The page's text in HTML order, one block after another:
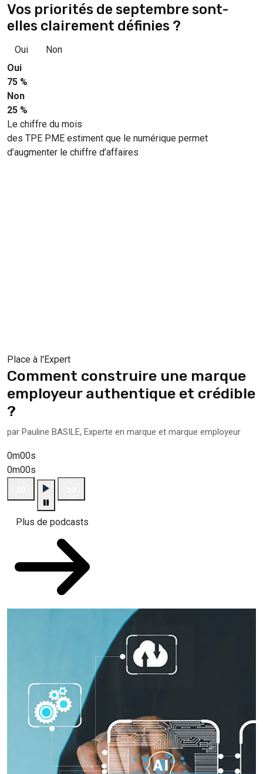
Vos priorités de septembre sont-
elles clairement définies ?
Oui
Non
Oui
75 %
Non
25 %
Le chiffre du mois
des TPE PME estiment que le numérique permet
d’augmenter le chiffre d’affaires
Place à l'Expert
Comment construire une marque
employeur authentique et crédible
?
par Pauline BASILE, Experte en marque et marque employeur
0m00s
0m00s
Plus de podcasts